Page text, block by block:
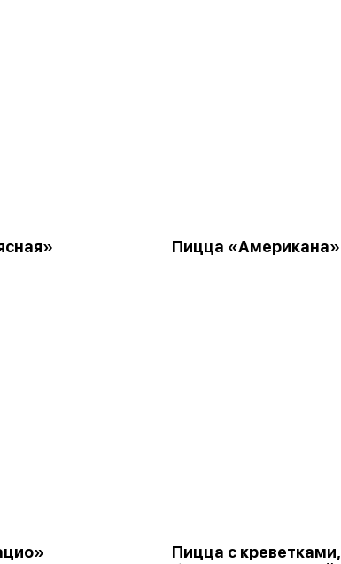
Пицца «Американа»
Пицца с креветками,